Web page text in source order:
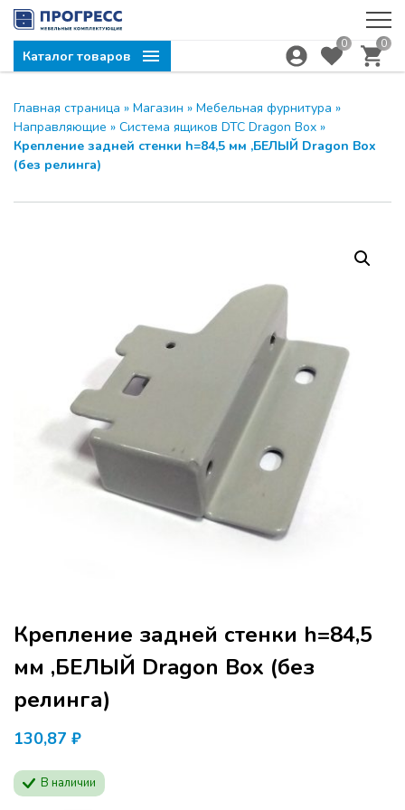
Каталог товаров
0 0
Главная страница » Магазин » Мебельная фурнитура »
Направляющие » Система ящиков DTC Dragon Box »
Крепление задней стенки h=84,5 мм ,БЕЛЫЙ Dragon Box
(без релинга)
Крепление задней стенки h=84,5
мм ,БЕЛЫЙ Dragon Box (без
релинга)
130,87 ₽
В наличии